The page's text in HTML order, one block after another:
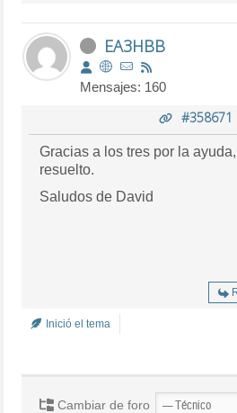
EA3HBB
Mensajes: 160
#358671
Gracias a los tres por la
resuelto.
Saludos de David
Inició el tema
Cambiar de foro